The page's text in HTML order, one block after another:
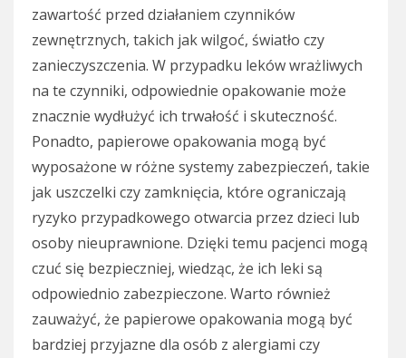
zawartość przed działaniem czynników
zewnętrznych, takich jak wilgoć, światło czy
zanieczyszczenia. W przypadku leków wrażliwych
na te czynniki, odpowiednie opakowanie może
znacznie wydłużyć ich trwałość i skuteczność.
Ponadto, papierowe opakowania mogą być
wyposażone w różne systemy zabezpieczeń, takie
jak uszczelki czy zamknięcia, które ograniczają
ryzyko przypadkowego otwarcia przez dzieci lub
osoby nieuprawnione. Dzięki temu pacjenci mogą
czuć się bezpieczniej, wiedząc, że ich leki są
odpowiednio zabezpieczone. Warto również
zauważyć, że papierowe opakowania mogą być
bardziej przyjazne dla osób z alergiami czy